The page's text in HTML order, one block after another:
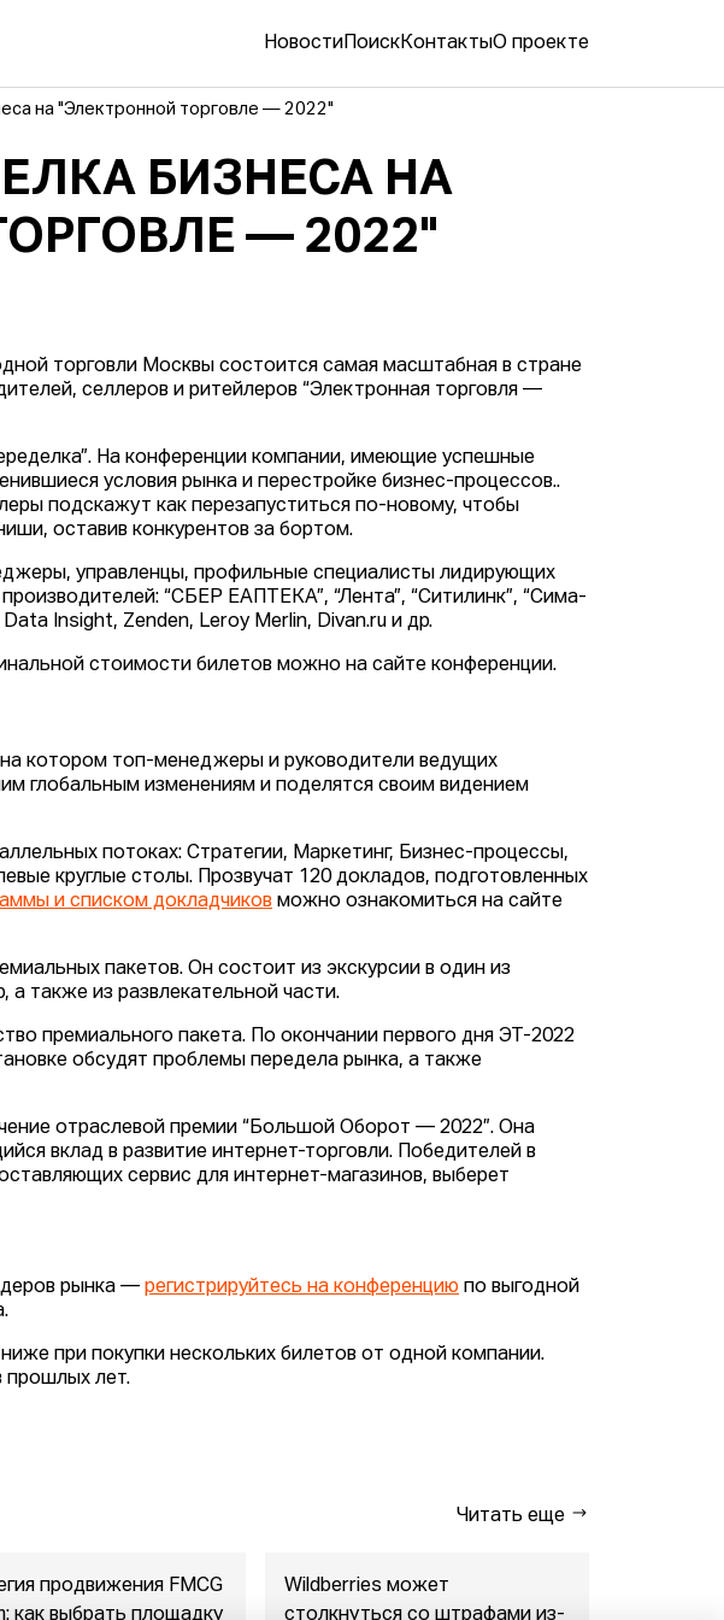
Новости ПоискКонтактыО проекте
на "Электронной торговле — 2022"
БИЗНЕСА НА
— 2022"
торговли Москвы состоится самая масштабная в стране
селлеров и ритейлеров “Электронная торговля —
На конференции компании, имеющие успешные
условия рынка и перестройке бизнес-процессов..
подскажут как перезапуститься по-новому, чтобы
оставив конкурентов за бортом.
управленцы, профильные специалисты лидирующих
“СБЕР ЕАПТЕКА”, “Лента”, “Ситилинк”, “Сима-
Data Insight, Zenden, Leroy Merlin, Divan.ru и др.
стоимости билетов можно на сайте конференции.
котором топ-менеджеры и руководители ведущих
глобальным изменениям и поделятся своим видением
потоках: Стратегии, Маркетинг, Бизнес-процессы,
круглые столы. Прозвучат 120 докладов, подготовленных
и списком докладчиков можно ознакомиться на сайте
пакетов. Он состоит из экскурсии в один из
а также из развлекательной части.
премиального пакета. По окончании первого дня ЭТ-2022
обсудят проблемы передела рынка, а также
отраслевой премии “Большой Оборот — 2022”. Она
вклад в развитие интернет-торговли. Победителей в
сервис для интернет-магазинов, выберет
рынка —регистрируйтесь на конференцию по выгодной
при покупки нескольких билетов от одной компании.
прошлых лет.
Читать еще
продвижения FMCG
как выбрать площадку
Wildberries может
столкнуться со штрафами из-